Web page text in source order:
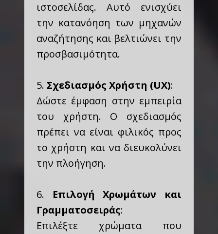
ιστοσελίδας. Αυτό ενισχύει
την κατανόηση των μηχανών
αναζήτησης και βελτιώνει την
προσβασιμότητα.
5. Σχεδιασμός Χρήστη (UX):
Δώστε έμφαση στην εμπειρία
του χρήστη. Ο σχεδιασμός
πρέπει να είναι φιλικός προς
το χρήστη και να διευκολύνει
την πλοήγηση.
6. Επιλογή Χρωμάτων και
Γραμματοσειράς:
Επιλέξτε χρώματα που